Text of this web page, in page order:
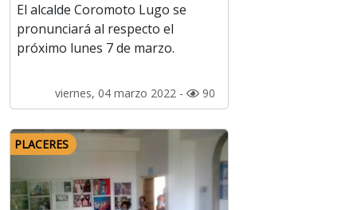
El alcalde Coromoto Lugo se
pronunciará al respecto el
próximo lunes 7 de marzo.
viernes, 04 marzo 2022 - 90
PLACERES